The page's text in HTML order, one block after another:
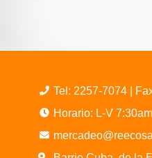
Tel: 2257-7074
|
Horario: L-V